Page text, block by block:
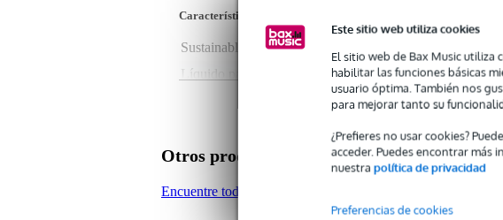
Este sitio web utiliza cookies
El sitio web de Bax Music utiliza
habilitar las funciones básicas
usuario óptima. También nos
para mejorar tanto su
¿Prefieres no usar cookies?
acceder. Puedes encontrar más
nuestra política de privacidad
Preferencias de cookies
Características del producto
Sustainable product
not specified
Líquido para
plástico
barroco
Color
blanco , negro
Peso y las dimensiones incluyen el paquete
Otros productos de Yamaha
Encuentre todos los productos de la marca Yamaha